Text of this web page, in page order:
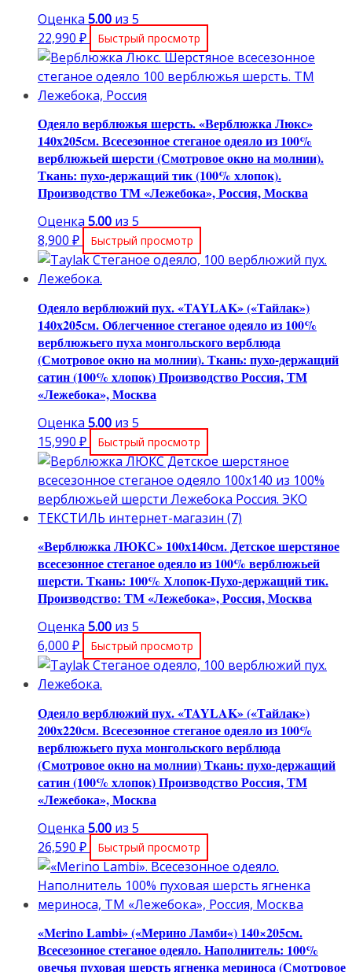
Оценка 5.00 из 5
22,990 ₽ Быстрый просмотр
Одеяло верблюжья шерсть. «Верблюжка Люкс»
140х205см. Всесезонное стеганое одеяло из 100%
верблюжьей шерсти (Смотровое окно на молнии).
Ткань: пухо-держащий тик (100% хлопок).
Производство ТМ «Лежебока», Россия, Москва
Оценка 5.00 из 5
8,900 ₽ Быстрый просмотр
Одеяло верблюжий пух. «TAYLAK» («Тайлак»)
140х205см. Облегченное стеганое одеяло из 100%
верблюжьего пуха монгольского верблюда
(Смотровое окно на молнии). Ткань: пухо-держащий
сатин (100% хлопок) Производство Россия, ТМ
«Лежебока», Москва
Оценка 5.00 из 5
15,990 ₽ Быстрый просмотр
«Верблюжка ЛЮКС» 100х140см. Детское шерстяное
всесезонное стеганое одеяло из 100% верблюжьей
шерсти. Ткань: 100% Хлопок-Пухо-держащий тик.
Производство: ТМ «Лежебока», Россия, Москва
Оценка 5.00 из 5
6,000 ₽ Быстрый просмотр
Одеяло верблюжий пух. «TAYLAK» («Тайлак»)
200х220см. Всесезонное стеганое одеяло из 100%
верблюжьего пуха монгольского верблюда
(Смотровое окно на молнии) Ткань: пухо-держащий
сатин (100% хлопок) Производство Россия, ТМ
«Лежебока», Москва
Оценка 5.00 из 5
26,590 ₽ Быстрый просмотр
«Merino Lambi» («Мерино Ламби«) 140×205см.
Всесезонное стеганое одеяло. Наполнитель: 100%
овечья пуховая шерсть ягненка мериноса (Смотровое